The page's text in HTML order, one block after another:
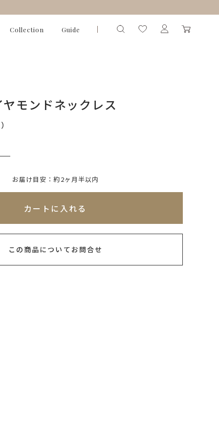
Collection Guide
モンドネックレス
※必ず選択ください
お届け目安：約2ヶ月半以内
カートに入れる
この商品についてお問合せ